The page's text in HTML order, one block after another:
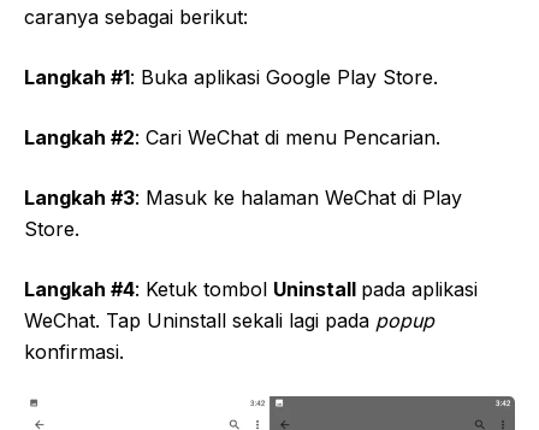
caranya sebagai berikut:
Langkah #1: Buka aplikasi Google Play Store.
Langkah #2: Cari WeChat di menu Pencarian.
Langkah #3: Masuk ke halaman WeChat di Play
Store.
Langkah #4: Ketuk tombol Uninstall pada aplikasi
WeChat. Tap Uninstall sekali lagi pada popup
konfirmasi.